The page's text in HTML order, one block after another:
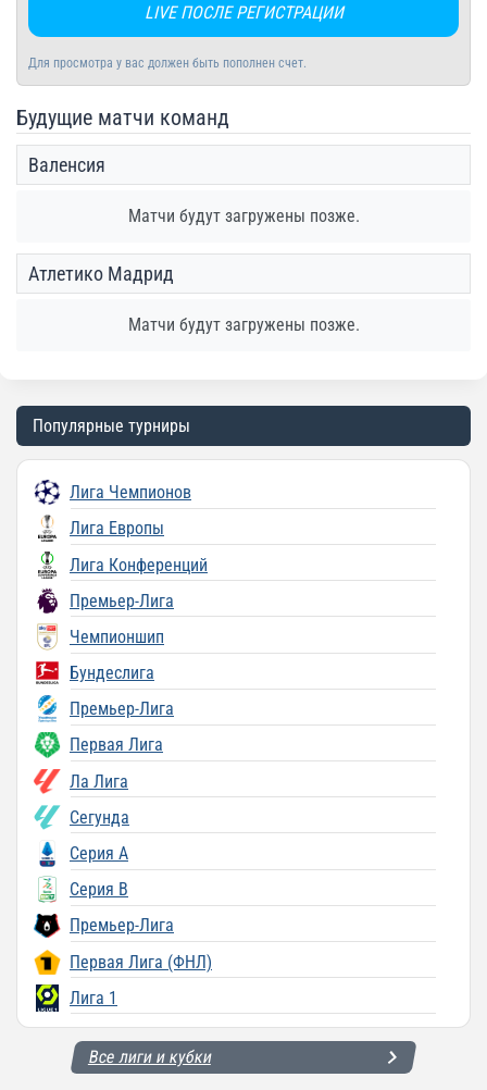
LIVE ПОСЛЕ РЕГИСТРАЦИИ
Для просмотра у вас должен быть пополнен счет.
Будущие матчи команд
Валенсия
Матчи будут загружены позже.
Атлетико Мадрид
Матчи будут загружены позже.
Популярные турниры
Лига Чемпионов
Лига Европы
Лига Конференций
Премьер-Лига
Чемпионшип
Бундеслига
Премьер-Лига
Первая Лига
Ла Лига
Сегунда
Серия A
Серия B
Премьер-Лига
Первая Лига (ФНЛ)
Лига 1
Все лиги и кубки